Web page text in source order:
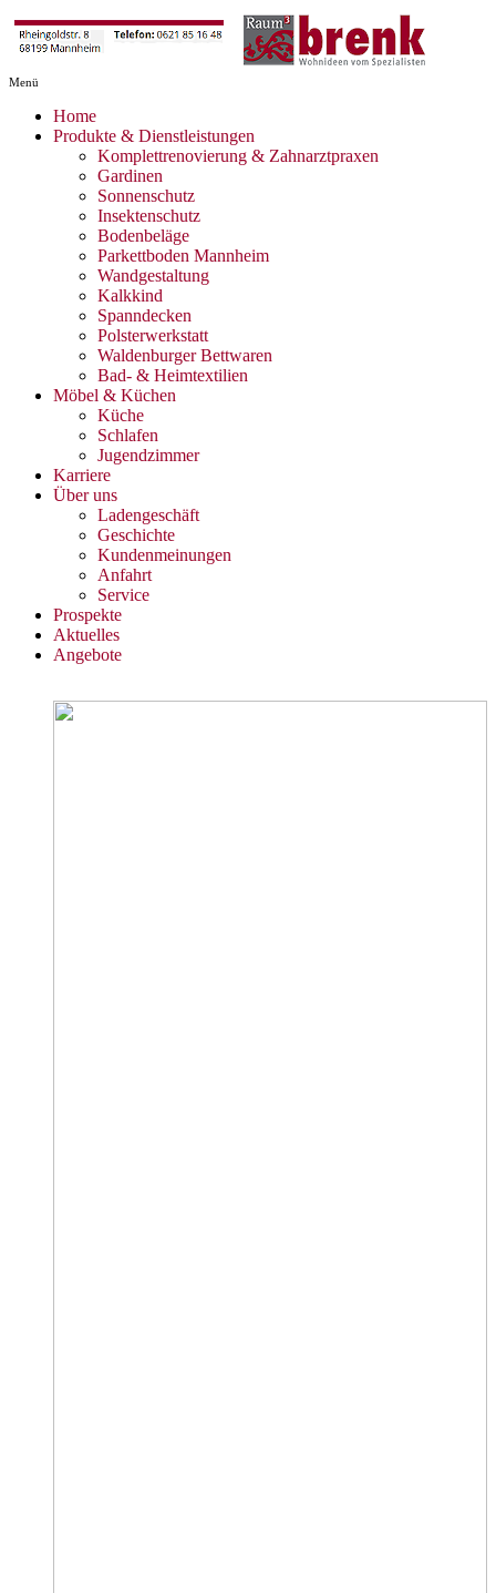
Home
Produkte & Dienstleistungen
Komplettrenovierung & Zahnarztpraxen
Gardinen
Sonnenschutz
Insektenschutz
Bodenbeläge
Parkettboden Mannheim
Wandgestaltung
Kalkkind
Spanndecken
Polsterwerkstatt
Waldenburger Bettwaren
Bad- & Heimtextilien
Möbel & Küchen
Küche
Schlafen
Jugendzimmer
Karriere
Über uns
Ladengeschäft
Geschichte
Kundenmeinungen
Anfahrt
Service
Prospekte
Aktuelles
Angebote